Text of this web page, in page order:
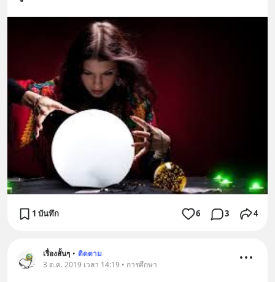
1 บันทึก 6 3 4
เรื่องสั้นๆ • ติดตาม
3 ต.ค. 2019 เวลา 14:19 • การศึกษา